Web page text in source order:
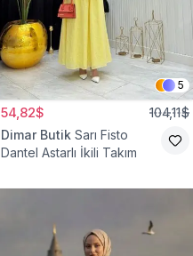
5
54,82$ 104,11$
Dimar Butik Sarı Fisto
Dantel Astarlı İkili Takım